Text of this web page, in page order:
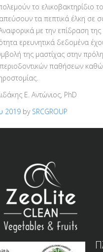
το ελικοβακτηρίδιο
τα πεπτικά έλκη σε
με την επίδραση της
ερευνητικά δεδομένα
της μαστίχας στην
παθήσεων
E. Αντώνιος, PhD
2019 by SRCGROUP